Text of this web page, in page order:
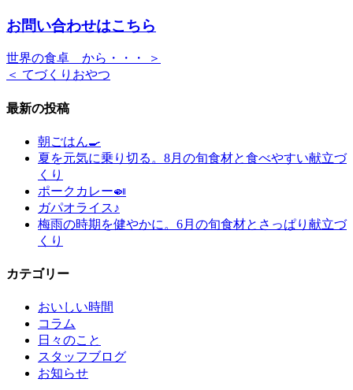
お問い合わせはこちら
世界の食卓 から・・・ ＞
＜ てづくりおやつ
最新の投稿
朝ごはん🍳
夏を元気に乗り切る。8月の旬食材と食べやすい献立づ
くり
ポークカレー🍛
ガパオライス♪
梅雨の時期を健やかに。6月の旬食材とさっぱり献立づ
くり
カテゴリー
おいしい時間
コラム
日々のこと
スタッフブログ
お知らせ